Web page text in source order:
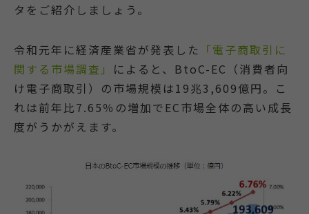
タをご紹介しましょう。
令和元年に経済産業省が発表した 「電子商取引に
関する市場調査」 によると、BtoC-EC（消費者向
け電子商取引）の市場規模は19兆3,609億円。こ
れは前年比7.65％の増加でEC市場全体の高い成長
度がうかがえます。